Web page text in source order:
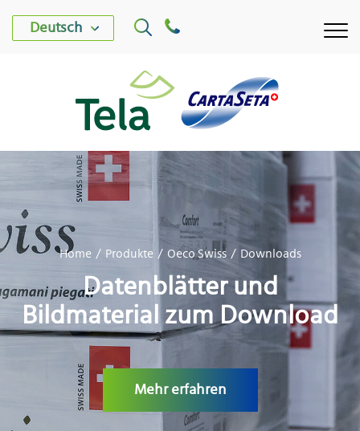
Deutsch
WERK TELA
WERK CARTASETA
PRODUKTE
NACHHALTIGKEIT
KARRIERE
Home Produkte Oeco Swiss Downloads
Datenblätter und
Bildmaterial zum Download
Mehr erfahren